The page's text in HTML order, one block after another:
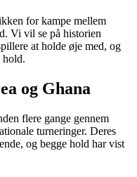
for kampe mellem
Vi vil se på historien
at holde øje med, og
hold.
og Ghana
flere gange gennem
turneringer. Deres
og begge hold har vist